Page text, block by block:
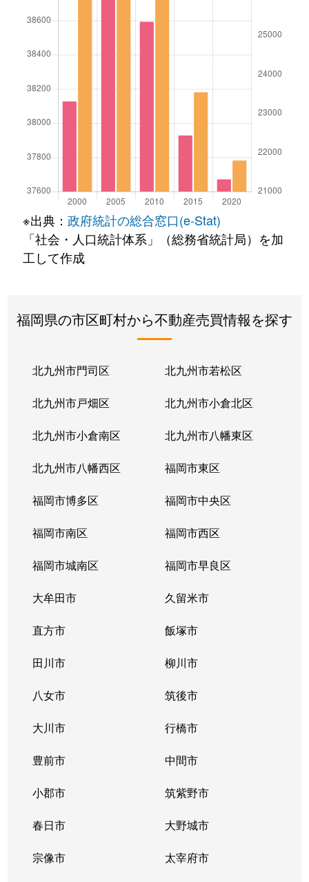
※出典： 政府統計の総合窓口(e-Stat)
「社会・人口統計体系」（総務省統計局）を加
工して作成
福岡県の市区町村から不動産売買情報を探す
北九州市門司区 北九州市若松区
北九州市戸畑区 北九州市小倉北区
北九州市小倉南区 北九州市八幡東区
北九州市八幡西区 福岡市東区
福岡市博多区 福岡市中央区
福岡市南区 福岡市西区
福岡市城南区 福岡市早良区
大牟田市 久留米市
直方市 飯塚市
田川市 柳川市
八女市 筑後市
大川市 行橋市
豊前市 中間市
小郡市 筑紫野市
春日市 大野城市
宗像市 太宰府市